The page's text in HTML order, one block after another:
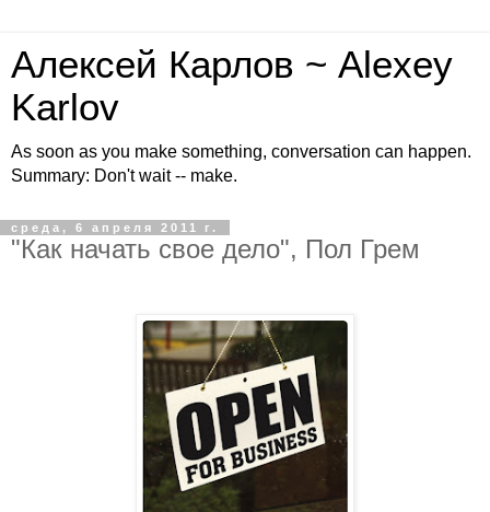
Алексей Карлов ~ Alexey
Karlov
As soon as you make something, conversation can happen.
Summary: Don't wait -- make.
среда, 6 апреля 2011 г.
"Как начать свое дело", Пол Грем